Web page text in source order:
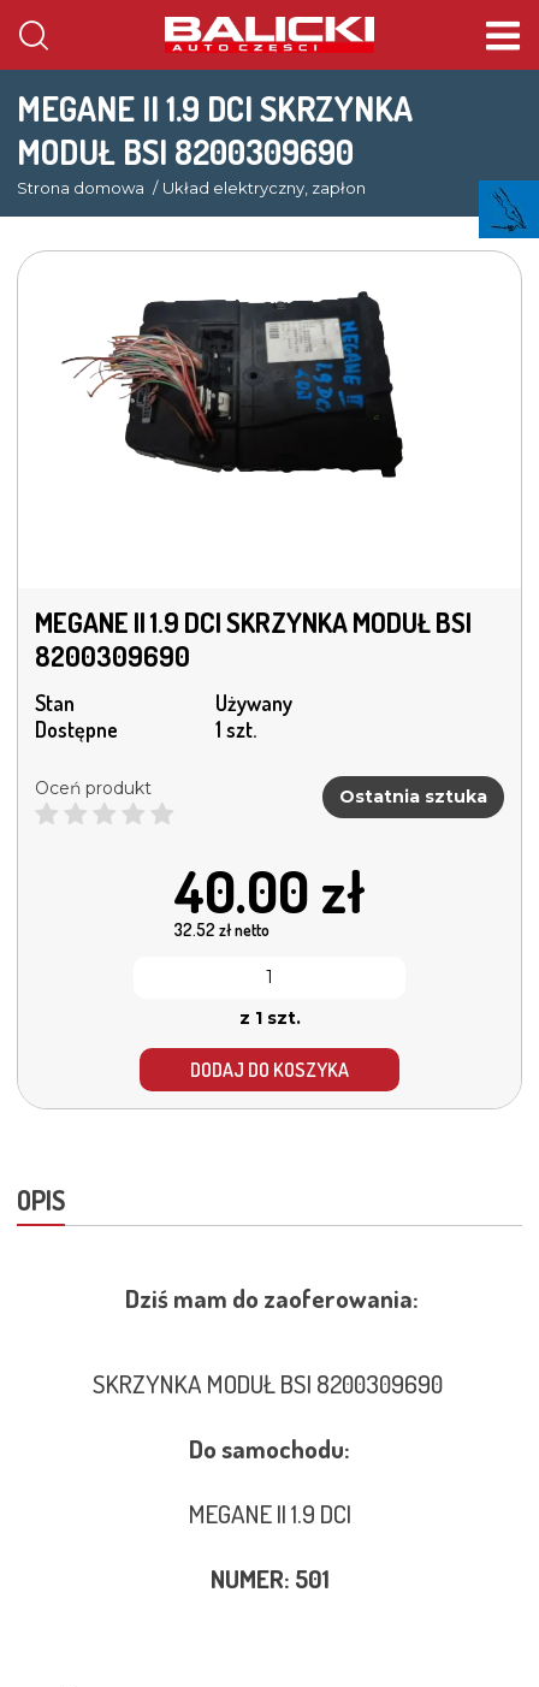
MEGANE II 1.9 DCI SKRZYNKA
MODUŁ BSI 8200309690
Strona domowa Układ elektryczny, zapłon
MEGANE II 1.9 DCI SKRZYNKA MODUŁ BSI
8200309690
Stan
Używany
Dostępne
1 szt.
Oceń produkt Ostatnia sztuka
40.00 zł
32.52 zł netto
z 1 szt.
DODAJ DO KOSZYKA
OPIS
Dziś mam do zaoferowania:
SKRZYNKA MODUŁ BSI 8200309690
Do samochodu:
MEGANE II 1.9 DCI
NUMER: 501